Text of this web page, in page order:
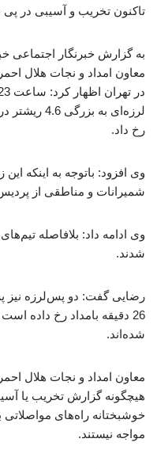
تاکنون تخریب و آسیبی در
به گزارش خبرنگار اجتماعی
معاون امداد و نجات هلال
رخ داد.
وی افزود: باتوجه به اینکه
شمیرانات و مناطقی از
وی ادامه داد: بلافاصله
شدند.
رضایی گفت: دو پس‌لرزه نیز
26 دقیقه بامداد رخ داده
شده‌اند.
معاون امداد و نجات هلال
هیچگونه گزارش تخریب یا
خوشبختانه راه‌های مواصلاتی
مواجه نیستند.